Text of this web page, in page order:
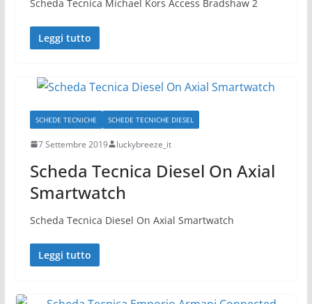
Scheda Tecnica Michael Kors Access Bradshaw 2
Leggi tutto
SCHEDE TECNICHE SCHEDE TECNICHE DIESEL
7 Settembre 2019 luckybreeze_it
Scheda Tecnica Diesel On Axial
Smartwatch
Scheda Tecnica Diesel On Axial Smartwatch
Leggi tutto